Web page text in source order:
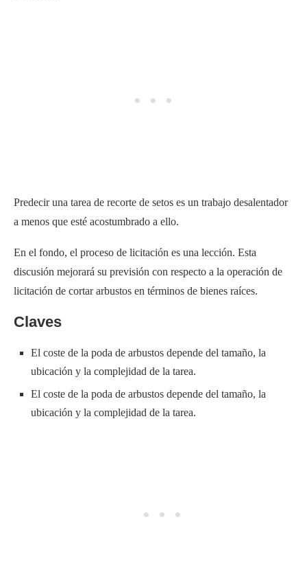
Predecir una tarea de recorte de setos es un trabajo desalentador
a menos que esté acostumbrado a ello.
En el fondo, el proceso de licitación es una lección. Esta
discusión mejorará su previsión con respecto a la operación de
licitación de cortar arbustos en términos de bienes raíces.
Claves
El coste de la poda de arbustos depende del tamaño, la
ubicación y la complejidad de la tarea.
El coste de la poda de arbustos depende del tamaño, la
ubicación y la complejidad de la tarea.